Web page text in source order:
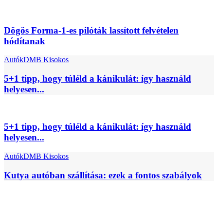
Dögös Forma-1-es pilóták lassított felvételen
hódítanak
AutókDMB Kisokos
5+1 tipp, hogy túléld a kánikulát: így használd
helyesen...
5+1 tipp, hogy túléld a kánikulát: így használd
helyesen...
AutókDMB Kisokos
Kutya autóban szállítása: ezek a fontos szabályok